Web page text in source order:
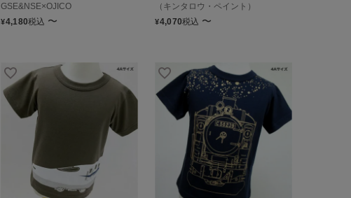
GSE&NSE×OJICO
¥4,180税込 〜
（キンタロウ・ペイント）
¥4,070税込 〜